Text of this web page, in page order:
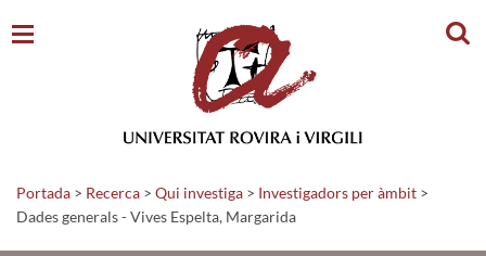
Portada > Recerca > Qui investiga > Investigadors per àmbit >
Dades generals - Vives Espelta, Margarida